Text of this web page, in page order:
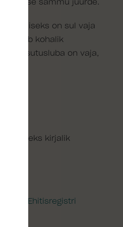
sammu juurde.
on sul vaja
võib kohalik
Kasutusluba on vaja,
selleks kirjalik
leiad
Ehitisregistri